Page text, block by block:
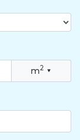
m2 ▾